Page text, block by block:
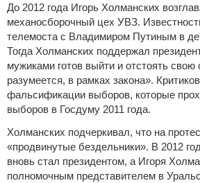
До 2012 года Игорь Холманских
механосборочный цех УВЗ.
телемоста с Владимиром Путиным в
Тогда Холманских поддержал
мужиками готов выйти и отстоять свою
разумеется, в рамках закона».
фальсификации выборов, которые
выборов в Госдуму 2011 года.
Холманских подчеркивал, что на
«продвинутые бездельники». В 2012
вновь стал президентом, а Игоря
полномочным представителем в